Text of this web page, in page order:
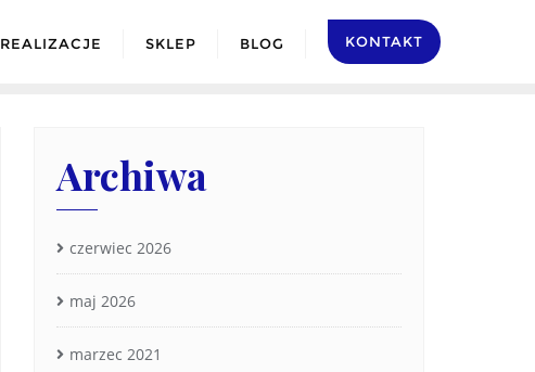
REALIZACJE SKLEP BLOG KONTAKT
Archiwa
czerwiec 2026
maj 2026
marzec 2021